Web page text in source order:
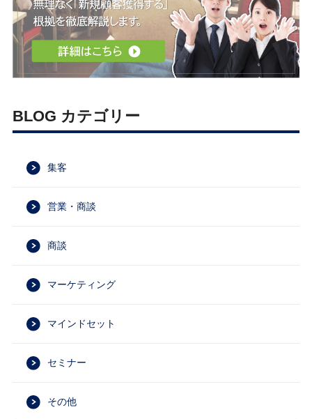
BLOG カテゴリー
集客
営業・商談
商談
マーケティング
マインドセット
セミナー
その他